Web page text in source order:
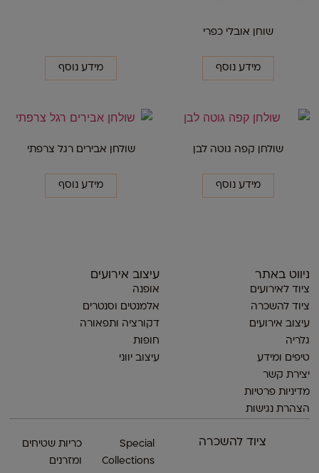
שוחן אובלי כפרי
מידע נוסף מידע נוסף
שולחן קפה גוטה לבן
מידע נוסף
שולחן אבירים רגל צרפתי
מידע נוסף
ניווט באתר
ציוד לאירועים
ציוד להשכרה
עיצוב אירועים
גלריה
טיפים ומידע
יצירת קשר
מדיניות פרטיות
הצהרת נגישות
ציוד להשכרה
Special
Collections
כריות שטיחים
ומזרנים
עיצוב אירועים
אופנה
אלמנטים וסנטרים
דקורציה ותפאורה
חופות
עיצוב יווני